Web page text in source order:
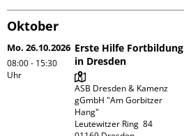
Oktober
Mo. 26.10.2026
08:00 - 15:30
Uhr
Erste Hilfe Fortbildung
in Dresden
ASB Dresden & Kamenz
gGmbH "Am Gorbitzer
Hang"
Leutewitzer Ring  84